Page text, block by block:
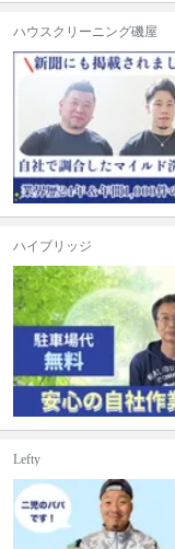
ハウスクリーニング磯屋
ハイブリッジ
Lefty